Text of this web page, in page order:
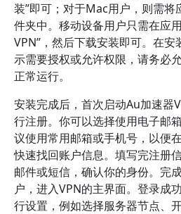
装”即可；对于Mac用户，则需将
件夹中。移动设备用户只需在应
VPN”，然后下载安装即可。在
示需要授权或允许权限，请务必
正常运行。
安装完成后，首次启动Au加速器
行注册。你可以选择使用电子邮
议使用常用邮箱或手机号，以便
快速找回账户信息。填写完注册
邮件或短信，确认你的身份。完
户，进入VPN的主界面。登录成
行设置，例如选择服务器节点、